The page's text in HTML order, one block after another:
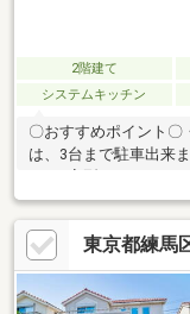
2階建て
システムキッチン
〇おすすめポイント〇
は、3台まで駐車出来
宅街の角地※本物件は
建築の際、セットバッ
ません。私道持ち分あ
東京都練馬